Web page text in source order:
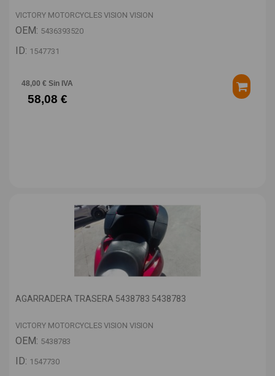
VICTORY MOTORCYCLES VISION VISION
OEM: 5436393520
ID: 1547731
48,00 € Sin IVA
58,08 €
AGARRADERA TRASERA 5438783 5438783
VICTORY MOTORCYCLES VISION VISION
OEM: 5438783
ID: 1547730